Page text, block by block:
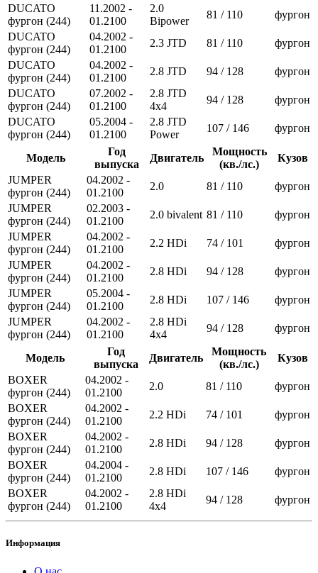
DUCATO
фургон (244)
11.2002 -
01.2100
2.0
Bipower
81 / 110
фургон
DUCATO
фургон (244)
04.2002 -
01.2100
2.3 JTD 81 / 110
фургон
DUCATO
фургон (244)
04.2002 -
01.2100
2.8 JTD 94 / 128
фургон
DUCATO
фургон (244)
07.2002 -
01.2100
2.8 JTD
4x4
94 / 128
фургон
DUCATO
фургон (244)
05.2004 -
01.2100
2.8 JTD
Power
107 / 146 фургон
Модель
Год
выпуска
Двигатель
Мощность
(кв./лс.)
Кузов
JUMPER
фургон (244)
04.2002 -
01.2100
2.0 81 / 110
фургон
JUMPER
фургон (244)
02.2003 -
01.2100
2.0 bivalent 81 / 110
фургон
JUMPER
фургон (244)
04.2002 -
01.2100
2.2 HDi 74 / 101
фургон
JUMPER
фургон (244)
04.2002 -
01.2100
2.8 HDi 94 / 128
фургон
JUMPER
фургон (244)
05.2004 -
01.2100
2.8 HDi 107 / 146
фургон
JUMPER
фургон (244)
04.2002 -
01.2100
2.8 HDi
4x4
94 / 128 фургон
Модель
Год
выпуска
Двигатель
Мощность
(кв./лс.)
Кузов
BOXER
фургон (244)
04.2002 -
01.2100
2.0 81 / 110
фургон
BOXER
фургон (244)
04.2002 -
01.2100
2.2 HDi 74 / 101
фургон
BOXER
фургон (244)
04.2002 -
01.2100
2.8 HDi 94 / 128
фургон
BOXER
фургон (244)
04.2004 -
01.2100
2.8 HDi 107 / 146
фургон
BOXER
фургон (244)
04.2002 -
01.2100
2.8 HDi
4x4
94 / 128 фургон
Информация